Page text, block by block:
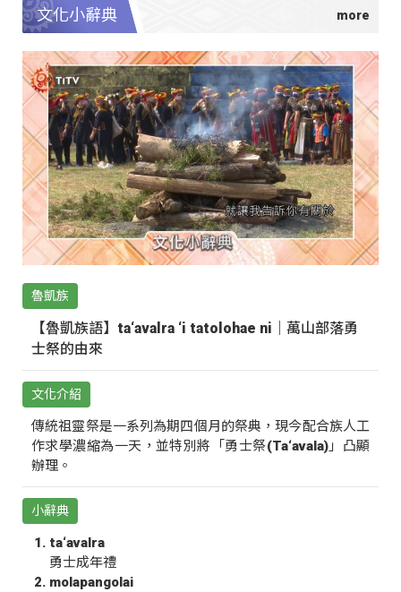
文化小辭典
魯凱族
【魯凱族語】ta‘avalra ‘i tatolohae ni｜萬山部落勇
士祭的由來
文化介紹
傳統祖靈祭是一系列為期四個月的祭典，現今配合族人工
作求學濃縮為一天，並特別將「勇士祭(Ta‘avala)」凸顯
辦理。
小辭典
ta‘avalra
勇士成年禮
molapangolai